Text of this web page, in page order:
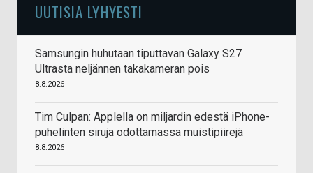
UUTISIA LYHYESTI
Samsungin huhutaan tiputtavan Galaxy S27
Ultrasta neljännen takakameran pois
8.8.2026
Tim Culpan: Applella on miljardin edestä iPhone-
puhelinten siruja odottamassa muistipiirejä
8.8.2026